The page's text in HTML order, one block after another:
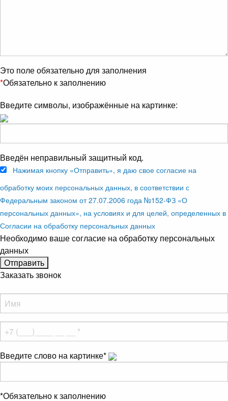
Это поле обязательно для заполнения
*Обязательно к заполнению
Введите символы, изображённые на картинке:
Введён неправильный защитный код.
Нажимая кнопку «Отправить», я даю свое согласие на
обработку моих персональных данных, в соответствии с
Федеральным законом от 27.07.2006 года №152-ФЗ «О
персональных данных», на условиях и для целей, определенных в
Согласии на обработку персональных данных
Необходимо ваше согласие на обработку персональных
данных
Заказать звонок
Введите слово на картинке*
*Обязательно к заполнению